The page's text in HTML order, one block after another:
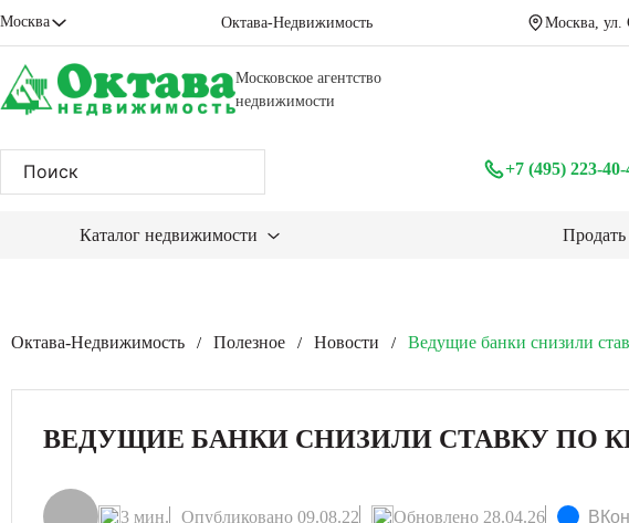
Москва Октава-Недвижимость Москва, ул.
Московское агентство
недвижимости
+7 (495) 223-40-
Каталог недвижимости Продать
Октава-Недвижимость / Полезное / Новости / Ведущие банки снизили
ВЕДУЩИЕ БАНКИ СНИЗИЛИ СТАВКУ ПО
3 мин. Опубликовано 09.08.22 Обновлено 28.04.26